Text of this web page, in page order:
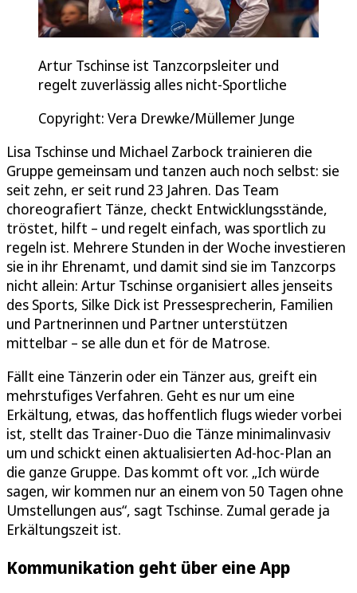
Artur Tschinse ist Tanzcorpsleiter und
regelt zuverlässig alles nicht-Sportliche
Copyright: Vera Drewke/Müllemer Junge
Lisa Tschinse und Michael Zarbock trainieren die
Gruppe gemeinsam und tanzen auch noch selbst: sie
seit zehn, er seit rund 23 Jahren. Das Team
choreografiert Tänze, checkt Entwicklungsstände,
tröstet, hilft – und regelt einfach, was sportlich zu
regeln ist. Mehrere Stunden in der Woche investieren
sie in ihr Ehrenamt, und damit sind sie im Tanzcorps
nicht allein: Artur Tschinse organisiert alles jenseits
des Sports, Silke Dick ist Pressesprecherin, Familien
und Partnerinnen und Partner unterstützen
mittelbar – se alle dun et för de Matrose.
Fällt eine Tänzerin oder ein Tänzer aus, greift ein
mehrstufiges Verfahren. Geht es nur um eine
Erkältung, etwas, das hoffentlich flugs wieder vorbei
ist, stellt das Trainer-Duo die Tänze minimalinvasiv
um und schickt einen aktualisierten Ad-hoc-Plan an
die ganze Gruppe. Das kommt oft vor. „Ich würde
sagen, wir kommen nur an einem von 50 Tagen ohne
Umstellungen aus“, sagt Tschinse. Zumal gerade ja
Erkältungszeit ist.
Kommunikation geht über eine App